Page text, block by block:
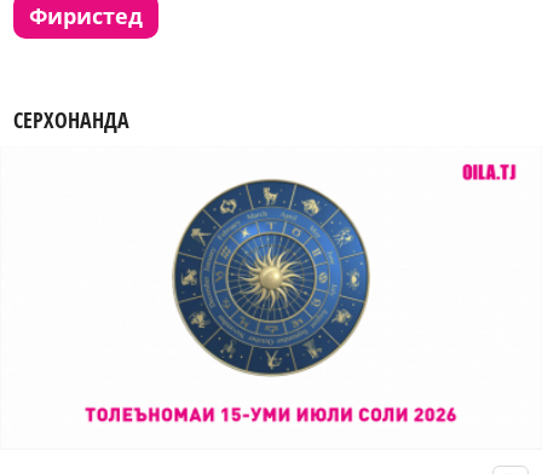
фиристед
СЕРХОНАНДА